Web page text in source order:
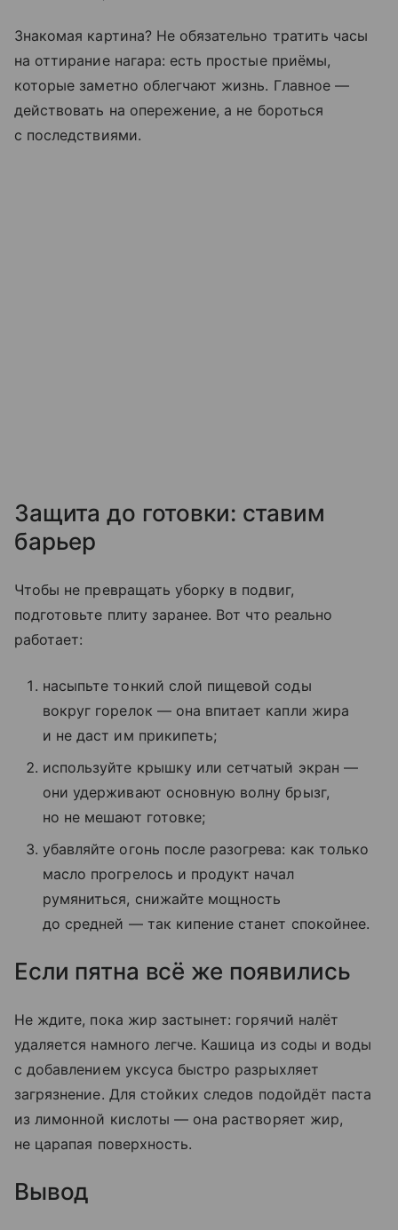
Знакомая картина? Не обязательно тратить часы
на оттирание нагара: есть простые приёмы,
которые заметно облегчают жизнь. Главное —
действовать на опережение, а не бороться
с последствиями.
Защита до готовки: ставим
барьер
Чтобы не превращать уборку в подвиг,
подготовьте плиту заранее. Вот что реально
работает:
насыпьте тонкий слой пищевой соды
вокруг горелок — она впитает капли жира
и не даст им прикипеть;
используйте крышку или сетчатый экран —
они удерживают основную волну брызг,
но не мешают готовке;
убавляйте огонь после разогрева: как только
масло прогрелось и продукт начал
румяниться, снижайте мощность
до средней — так кипение станет спокойнее.
Если пятна всё же появились
Не ждите, пока жир застынет: горячий налёт
удаляется намного легче. Кашица из соды и воды
с добавлением уксуса быстро разрыхляет
загрязнение. Для стойких следов подойдёт паста
из лимонной кислоты — она растворяет жир,
не царапая поверхность.
Вывод